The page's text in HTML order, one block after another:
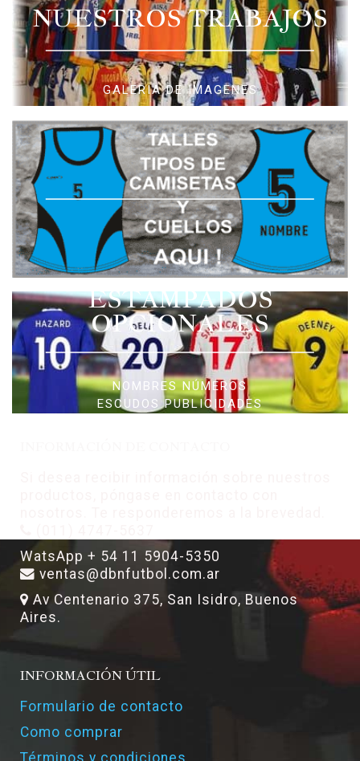
NUESTROS TRABAJOS
GALERIA DE IMAGENES
ESTAMPADOS
OPCIONALES
NOMBRES NÚMEROS
ESCUDOS PUBLICIDADES
WatsApp + 54 11 5904-5350
ventas@dbnfutbol.com.ar
Av Centenario 375, San Isidro, Buenos
Aires.
INFORMACIÓN ÚTIL
Formulario de contacto
Como comprar
Términos y condiciones